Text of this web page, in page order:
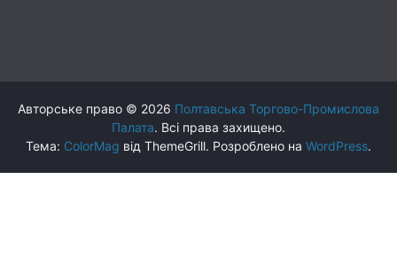
Авторське право © 2026 Полтавська Торгово-Промислова
Палата. Всі права захищено.
Тема: ColorMag від ThemeGrill. Розроблено на WordPress.